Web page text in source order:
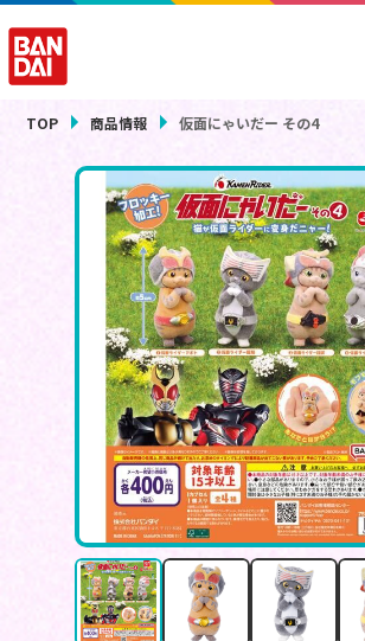
TOP 商品情報 仮面にゃいだー その4